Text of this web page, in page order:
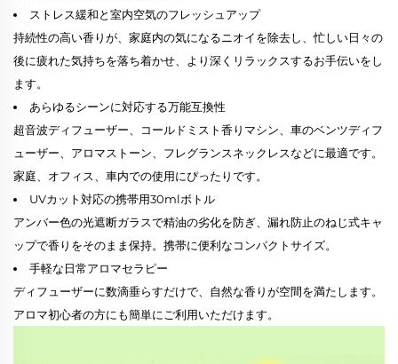
ストレス緩和と室内空気のフレッシュアップ
持続性の高い香りが、家庭内の気になるニオイを除去し、忙しい日々の
後に疲れた気持ちを落ち着かせ、より深くリラックスするお手伝いをし
ます。
あらゆるシーンに対応する万能互換性
超音波ディフューザー、コールドミスト香りマシン、車のベンツディフ
ューザー、アロマストーン、フレグランスネックレスなどに最適です。
家庭、オフィス、車内での使用にぴったりです。
UVカット対応の携帯用30mlボトル
アンバー色の光遮断ガラスで精油の劣化を防ぎ、漏れ防止のねじ式キャ
ップで香りをそのまま保持。携帯に便利なコンパクトサイズ。
手軽な日常アロマセラピー
ディフューザーに数滴垂らすだけで、自然な香りが空間を満たします。
アロマ初心者の方にも簡単にご利用いただけます。